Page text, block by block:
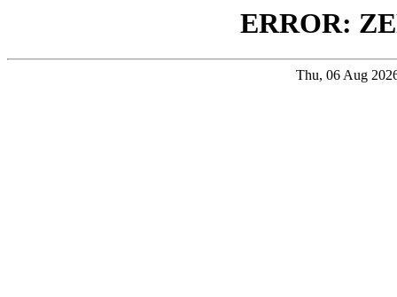
ERROR:
Thu, 06 Aug